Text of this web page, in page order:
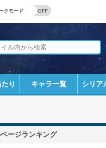
クモード
り キャラ一覧 シリア
ージランキング